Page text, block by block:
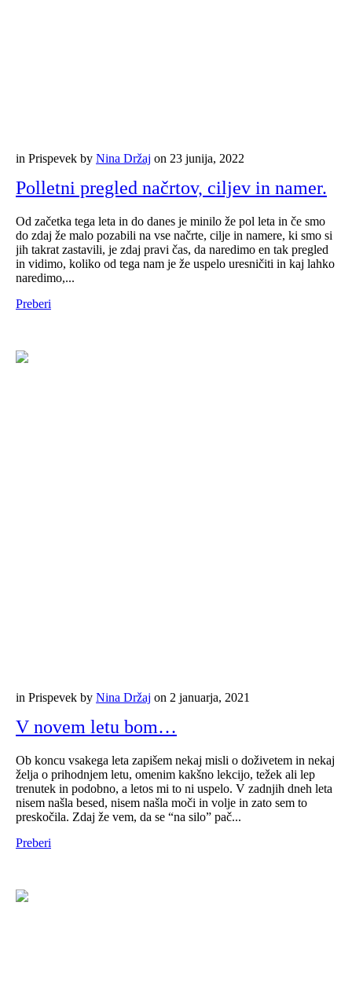
in Prispevek by Nina Držaj on 23 junija, 2022
Polletni pregled načrtov, ciljev in namer.
Od začetka tega leta in do danes je minilo že pol leta in če smo
do zdaj že malo pozabili na vse načrte, cilje in namere, ki smo si
jih takrat zastavili, je zdaj pravi čas, da naredimo en tak pregled
in vidimo, koliko od tega nam je že uspelo uresničiti in kaj lahko
naredimo,...
Preberi
in Prispevek by Nina Držaj on 2 januarja, 2021
V novem letu bom…
Ob koncu vsakega leta zapišem nekaj misli o doživetem in nekaj
želja o prihodnjem letu, omenim kakšno lekcijo, težek ali lep
trenutek in podobno, a letos mi to ni uspelo. V zadnjih dneh leta
nisem našla besed, nisem našla moči in volje in zato sem to
preskočila. Zdaj že vem, da se “na silo” pač...
Preberi